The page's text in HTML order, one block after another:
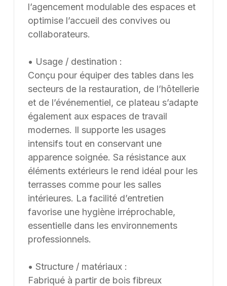
particulier, ce qui réduit les coûts d’exploitation.
Supply8 propose également des options sur mesure
selon les besoins spécifiques des clients. Supply8
de travail dans leurs projets d’aménagement, en
France et à l’international. Les modèles présentés au
catalogue sont adaptables sur mesure, notamment en
termes de dimensions, de finitions et de coloris, selon
les besoins du client. Nous pouvons également
développer des solutions sur mesure à partir d’une
feuille blanche, chaque projet pouvant être conçu et
ajusté selon les contraintes et les usages spécifiques.
l’agencement modulable des espaces et
optimise l’accueil des convives ou
collaborateurs.
• Usage / destination :
Conçu pour équiper des tables dans les
secteurs de la restauration, de l’hôtellerie
et de l’événementiel, ce plateau s’adapte
également aux espaces de travail
modernes. Il supporte les usages
intensifs tout en conservant une
apparence soignée. Sa résistance aux
éléments extérieurs le rend idéal pour les
terrasses comme pour les salles
intérieures. La facilité d’entretien
favorise une hygiène irréprochable,
essentielle dans les environnements
professionnels.
• Structure / matériaux :
Fabriqué à partir de bois fibreux